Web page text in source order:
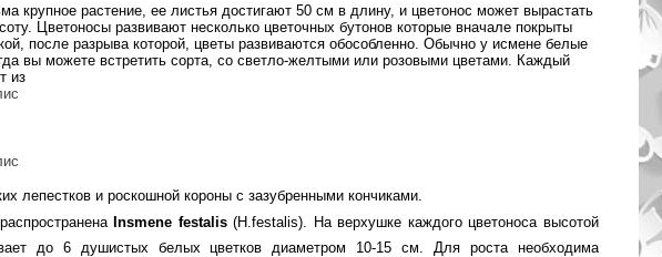
крупное растение, ее листья достигают 50 см в длину, и цветонос может вырастать
Цветоносы развивают несколько цветочных бутонов которые вначале покрыты
после разрыва которой, цветы развиваются обособленно. Обычно у исмене белые
вы можете встретить сорта, со светло-желтыми или розовыми цветами. Каждый
из
лепестков и роскошной короны с зазубренными кончиками.
Insmene festalis(H.festalis). На верхушке каждого цветоноса высотой
до 6 душистых белых цветков диаметром 10-15 см. Для роста необходима